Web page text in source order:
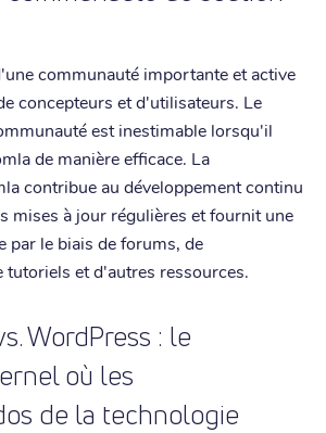
communauté importante et active
concepteurs et d'utilisateurs. Le
est inestimable lorsqu'il
de manière efficace. La
contribue au développement continu
mises à jour régulières et fournit une
par le biais de forums, de
tutoriels et d'autres ressources.
WordPress : le
où les
de la technologie